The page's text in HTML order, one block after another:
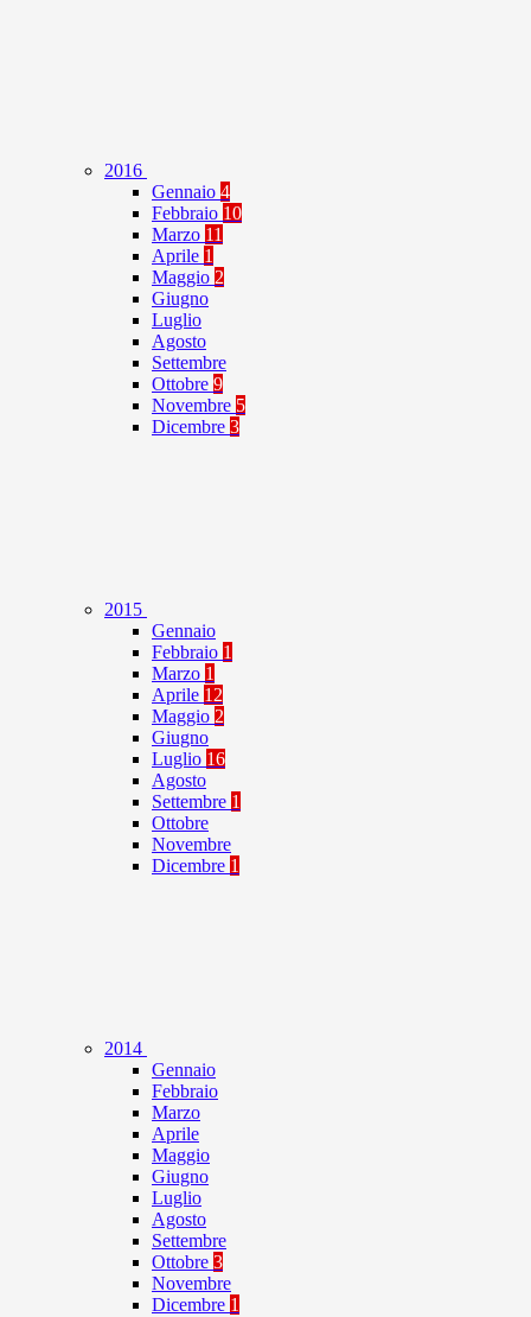
2016
Gennaio 4
Febbraio 10
Marzo 11
Aprile 1
Maggio 2
Giugno
Luglio
Agosto
Settembre
Ottobre 9
Novembre 5
Dicembre 3
2015
Gennaio
Febbraio 1
Marzo 1
Aprile 12
Maggio 2
Giugno
Luglio 16
Agosto
Settembre 1
Ottobre
Novembre
Dicembre 1
2014
Gennaio
Febbraio
Marzo
Aprile
Maggio
Giugno
Luglio
Agosto
Settembre
Ottobre 3
Novembre
Dicembre 1